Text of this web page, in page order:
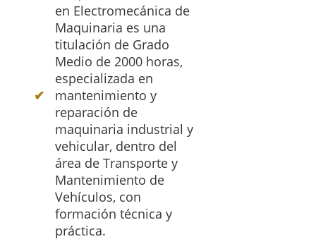
en Electromecánica de
Maquinaria es una
titulación de Grado
Medio de 2000 horas,
especializada en
mantenimiento y
reparación de
maquinaria industrial y
vehicular, dentro del
área de Transporte y
Mantenimiento de
Vehículos, con
formación técnica y
práctica.